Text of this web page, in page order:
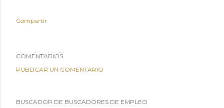
Compartir
COMENTARIOS
PUBLICAR UN COMENTARIO
BUSCADOR DE BUSCADORES DE EMPLEO